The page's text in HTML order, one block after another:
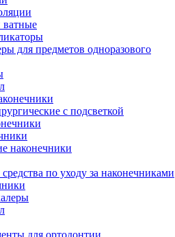
для предметов одноразового
с подсветкой
наконечники
по уходу за наконечниками
для ортодонтии